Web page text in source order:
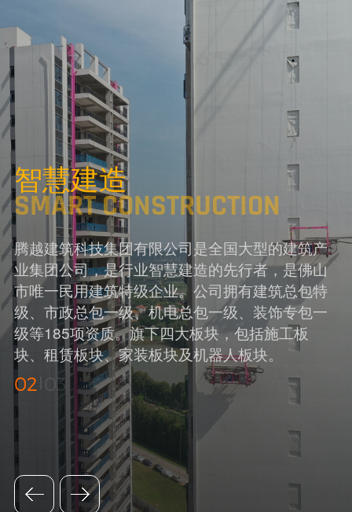
智慧建造
SMART CONSTRUCTION
腾越建筑科技集团有限公司是全国大型的建筑产
业集团公司，是行业智慧建造的先行者，是佛山
市唯一民用建筑特级企业。公司拥有建筑总包特
级、市政总包一级、机电总包一级、装饰专包一
级等185项资质。旗下四大板块，包括施工板
块、租赁板块、家装板块及机器人板块。
02 03